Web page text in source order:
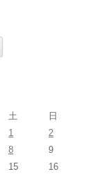
土
日
1
2
8
9
15
16